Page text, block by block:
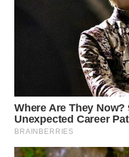
KARAWANG
WN
BEKASI